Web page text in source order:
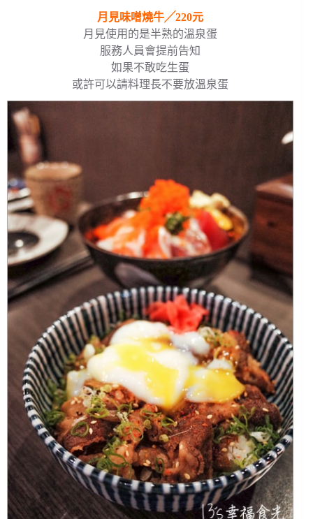
月見味噌燒牛╱220元
月見使用的是半熟的溫泉蛋
服務人員會提前告知
如果不敢吃生蛋
或許可以請料理長不要放溫泉蛋